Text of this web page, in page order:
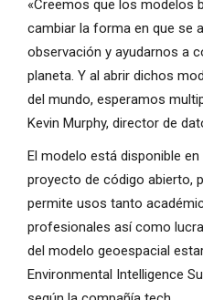
«Creemos que los modelos
cambiar la forma en que se
observación y ayudarnos a
planeta. Y al abrir dichos
del mundo, esperamos
Kevin Murphy, director de
El modelo está disponible
proyecto de código abierto,
permite usos tanto
profesionales así como
del modelo geoespacial
Environmental Intelligence